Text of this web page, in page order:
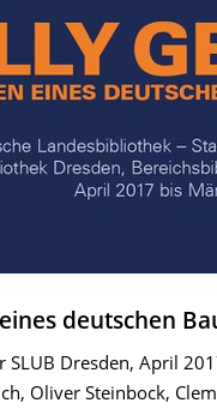
deutschen
SLUB Dresden, April
Oliver Steinbock,